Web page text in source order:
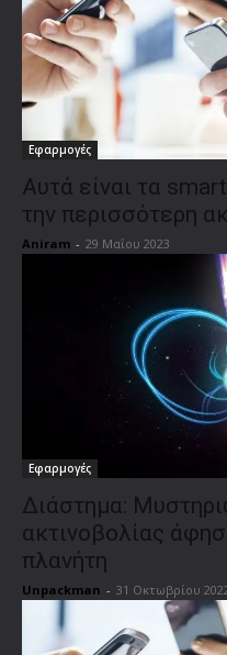
Εφαρμογές
Αυτά είναι τα
την περισσότερη
Aniram - 29 Μαΐου 2023
Εφαρμογές
Διάστημα:
ακτινοβολίας
πλανήτη
Unpackman - 31 Οκτωβρίου